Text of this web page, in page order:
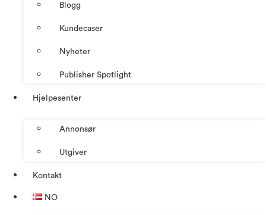
Blogg
Kundecaser
Nyheter
Publisher Spotlight
Hjelpesenter
Annonsør
Utgiver
Kontakt
NO